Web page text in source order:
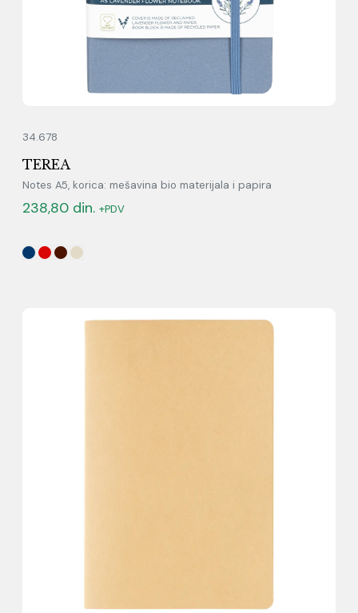
34.678
TEREA
Notes A5, korica: mešavina bio materijala i papira
238,80 din. +PDV